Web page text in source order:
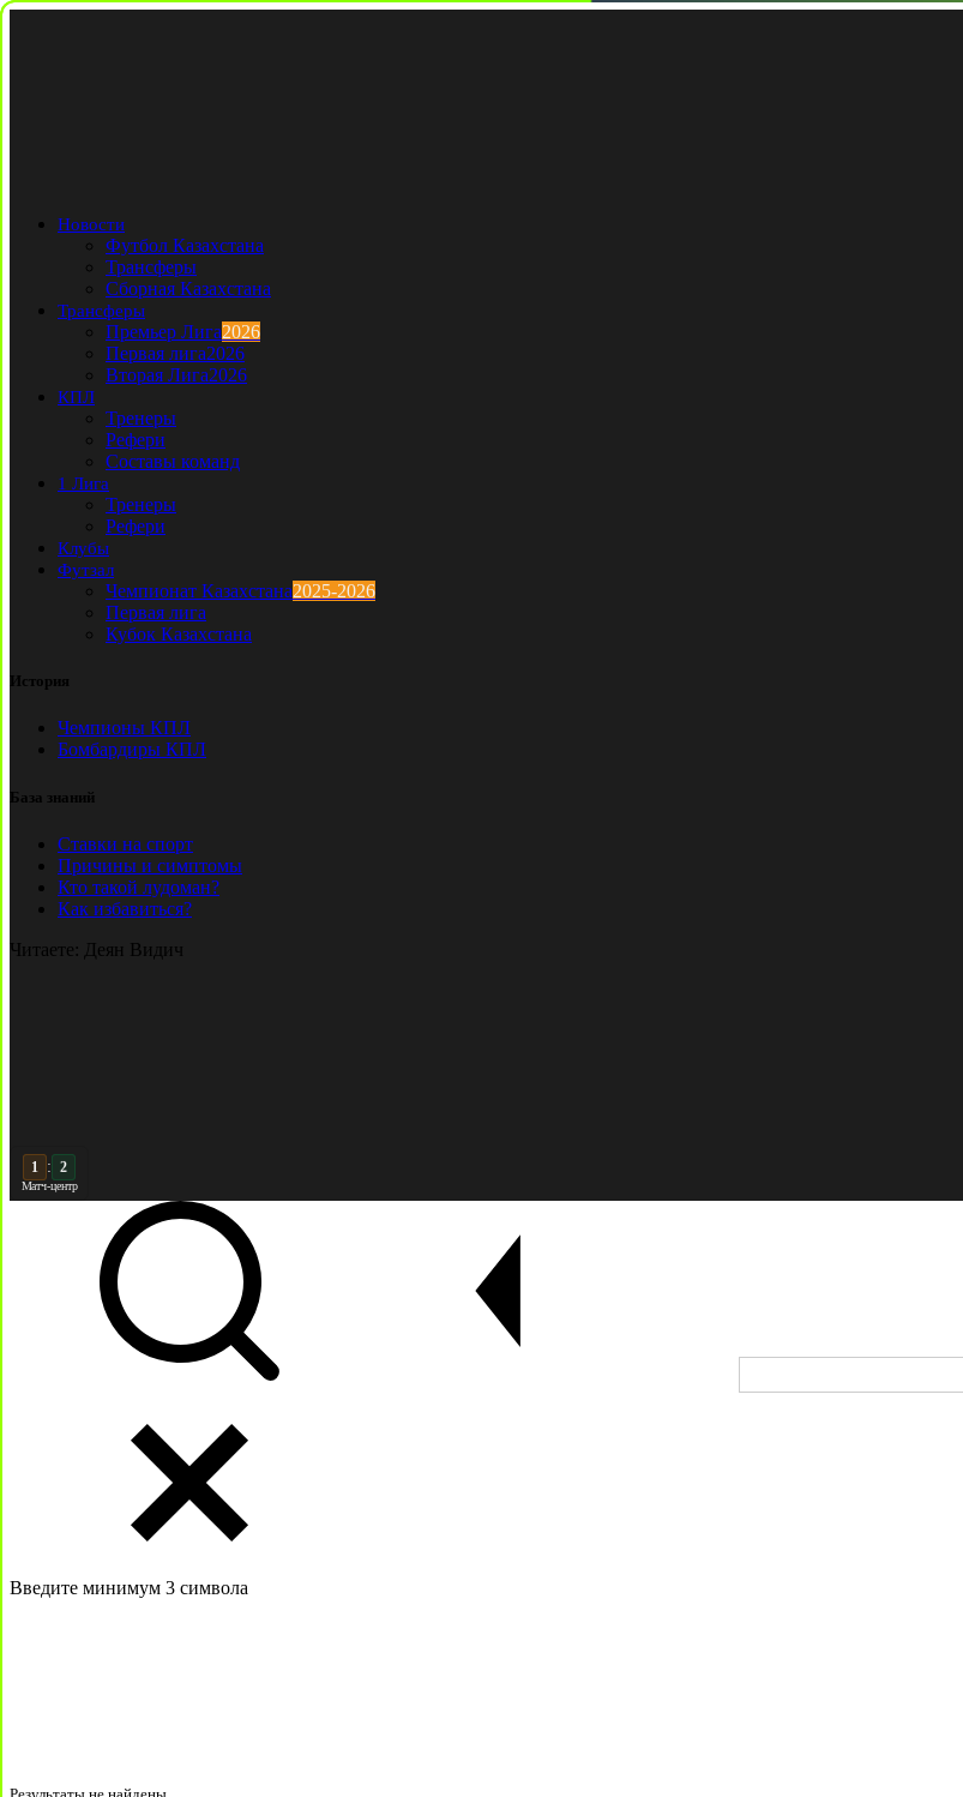
Новости
Футбол Казахстана
Трансферы
Сборная Казахстана
Трансферы
Премьер Лига2026
Первая лига2026
Вторая Лига2026
КПЛ
Тренеры
Рефери
Составы команд
1 Лига
Тренеры
Рефери
Клубы
Футзал
Чемпионат Казахстана2025-2026
Первая лига
Кубок Казахстана
История
Чемпионы КПЛ
Бомбардиры КПЛ
База знаний
Ставки на спорт
Причины и симптомы
Кто такой лудоман?
Как избавиться?
Читаете: Деян Видич
2 : 2
Матч-центр
Введите минимум 3 символа